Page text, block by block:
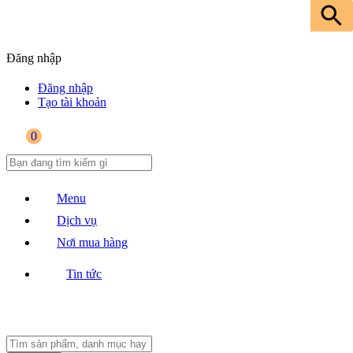
Đăng nhập
Đăng nhập
Tạo tài khoản
0
Menu
Dịch vụ
Nơi mua hàng
Tin tức